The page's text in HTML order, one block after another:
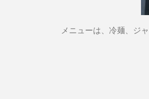
メニューは、冷麺、ジ